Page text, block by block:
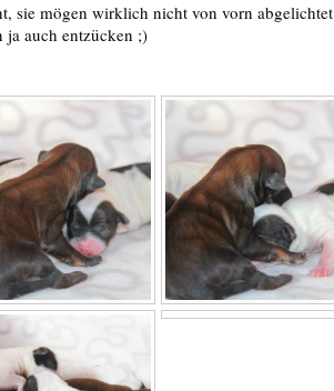
sie mögen wirklich nicht von vorn abgelichtet
ja auch entzücken ;)